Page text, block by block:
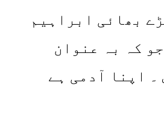
بھائی ابراہیم
کہ بہ عنوان
۔ اپنا آدمی ہے